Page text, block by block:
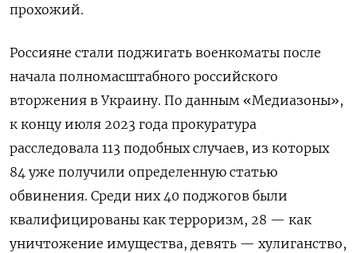
прохожий.
Россияне стали поджигать военкоматы после
начала полномасштабного российского
вторжения в Украину. По данным «Медиазоны»,
к концу июля 2023 года прокуратура
расследовала 113 подобных случаев, из которых
84 уже получили определенную статью
обвинения. Среди них 40 поджогов были
квалифицированы как терроризм, 28 — как
уничтожение имущества, девять — хулиганство,